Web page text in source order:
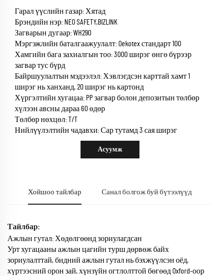
Гарал үүслийн газар: Хятад
Брэндийн нэр: NEO SAFETY,BIZLINK
Загварын дугаар: WH290
Мэргэжлийн баталгаажуулалт: Oekotex стандарт 100
Хамгийн бага захиалгын тоо: 3000 ширэг өнгө бүрээр
загвар тус бүрд
Байршуулалтын мэдээлэл: Хэвлэгдсэн карттай хамт 1
ширэг нь ханханд, 20 ширэг нь картонд
Хүргэлтийн хугацаа: PP загвар болон депозитын төлбөр
хүлээн авсны дараа 60 өдөр
Төлбөр нөхцөл: T/T
Нийлүүлэлтийн чадавхи: Сар тутамд 3 сая ширэг
Асуумж
Хойшоо тайлбар Санал болгож буй бүтээлүүд
Тайлбар:
Ажлын гутал: Хөдөлгөөнд зориулагдсан
Урт хугацааны ажлын цагийн турш дөрвөж байх
зориулалттай, бидний ажлын гутал нь бэхжүүлсэн оёд,
хүртээсний орон зай, хүнзүйн огтлолттой бөгөөд Oxford-оор